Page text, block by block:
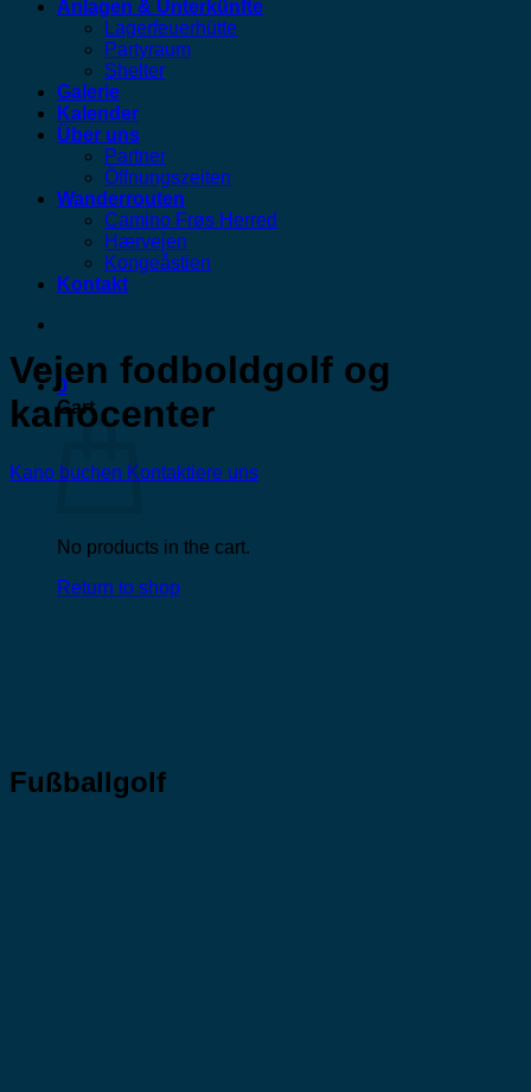
Anlagen & Unterkünfte
Lagerfeuerhütte
Partyraum
Shelter
Galerie
Kalender
Über uns
Partner
Öffnungszeiten
Wanderrouten
Camino Frøs Herred
Hærvejen
Kongeåstien
Kontakt
0
Cart
No products in the cart.
Return to shop
Vejen fodboldgolf og
kanocenter
Kano buchen Kontaktiere uns
Fußballgolf